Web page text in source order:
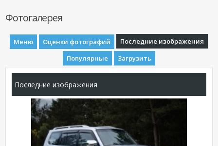
Фотогалерея
Меню Оценки фотографий
Последние изображения
Популярные
Загрузить
Последние изображения